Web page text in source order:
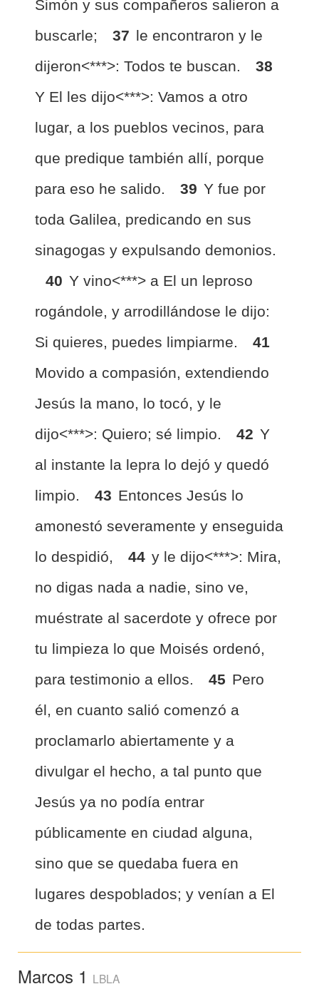
Simón y sus compañeros salieron a
buscarle;
37 le encontraron y le
dijeron<***>: Todos te buscan.
38
Y El les dijo<***>: Vamos a otro
lugar, a los pueblos vecinos, para
que predique también allí, porque
para eso he salido.
39 Y fue por
toda Galilea, predicando en sus
sinagogas y expulsando demonios.
40 Y vino<***> a El un leproso
rogándole, y arrodillándose le dijo:
Si quieres, puedes limpiarme.
41
Movido a compasión, extendiendo
Jesús la mano, lo tocó, y le
dijo<***>: Quiero; sé limpio.
42 Y
al instante la lepra lo dejó y quedó
limpio.
43 Entonces Jesús lo
amonestó severamente y enseguida
lo despidió,
44 y le dijo<***>: Mira,
no digas nada a nadie, sino ve,
muéstrate al sacerdote y ofrece por
tu limpieza lo que Moisés ordenó,
para testimonio a ellos.
45 Pero
él, en cuanto salió comenzó a
proclamarlo abiertamente y a
divulgar el hecho, a tal punto que
Jesús ya no podía entrar
públicamente en ciudad alguna,
sino que se quedaba fuera en
lugares despoblados; y venían a El
de todas partes.
Marcos 1 LBLA